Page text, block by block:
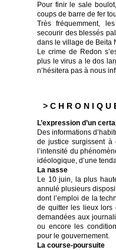
Pour finir le sale
coups de barre de fer
Très fréquemment,
secourir des blessés
dans le village de Beita
Le crime de Redon
plus le virus a le dos
n’hésitera pas à nous
> C H R O N I Q U
L’expression d’un
Des informations
de justice surgissent à
l’intensité du
idéologique, d’une
La nasse
Le 10 juin, la plus
annulé plusieurs
dont l’emploi de la
de quitter les lieux lors
demandées aux
ou encore les
pour le gouvernement.
La course-poursuite